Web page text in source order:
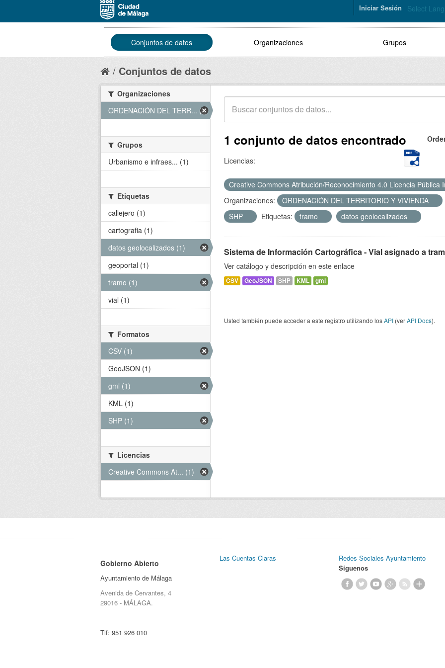
Select
Iniciar Sesión
Conjuntos de datos Organizaciones Grupos
Conjuntos de datos
1 conjunto de datos encontrado
Licencias:
Creative Commons Atribución/Reconocimiento 4.0 Licencia
Organizaciones:
ORDENACIÓN DEL TERRITORIO Y VIVIENDA
SHP
Etiquetas: tramo datos geolocalizados
Sistema de Información Cartográfica - Vial asignado a
Ver catálogo y descripción en este enlace
CSV GeoJSON SHP KML gml
Usted también puede acceder a este registro utilizando losAPI (verAPI Docs).
Organizaciones
ORDENACIÓN DEL TERR... (1)
Grupos
Urbanismo e infraes... (1)
Etiquetas
callejero (1)
cartografia (1)
datos geolocalizados (1)
geoportal (1)
tramo (1)
vial (1)
Formatos
CSV (1)
GeoJSON (1)
gml (1)
KML (1)
SHP (1)
Licencias
Creative Commons At... (1)
Gobierno Abierto
Ayuntamiento de Málaga
Avenida de Cervantes, 4
29016 - MÁLAGA.
Tlf: 951 926 010
Las Cuentas Claras
Redes Sociales Ayuntamiento
Síguenos